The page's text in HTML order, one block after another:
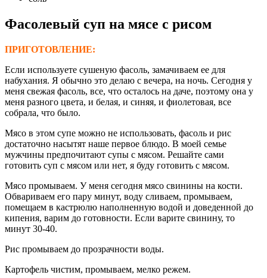
Фасолевый суп на мясе с рисом
ПРИГОТОВЛЕНИЕ:
Если используете сушеную фасоль, замачиваем ее для
набухания. Я обычно это делаю с вечера, на ночь. Сегодня у
меня свежая фасоль, все, что осталось на даче, поэтому она у
меня разного цвета, и белая, и синяя, и фиолетовая, все
собрала, что было.
Мясо в этом супе можно не использовать, фасоль и рис
достаточно насытят наше первое блюдо. В моей семье
мужчины предпочитают супы с мясом. Решайте сами
готовить суп с мясом или нет, я буду готовить с мясом.
Мясо промываем. У меня сегодня мясо свинины на кости.
Обвариваем его пару минут, воду сливаем, промываем,
помещаем в кастрюлю наполненную водой и доведенной до
кипения, варим до готовности. Если варите свинину, то
минут 30-40.
Рис промываем до прозрачности воды.
Картофель чистим, промываем, мелко режем.